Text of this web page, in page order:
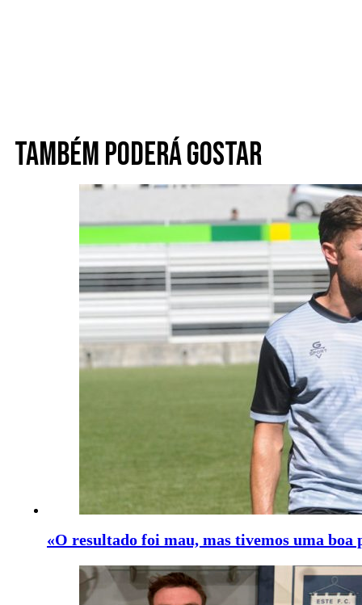
Também poderá gostar
«O resultado foi mau, mas tivemos uma boa